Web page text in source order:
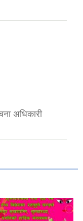
अधिकारी